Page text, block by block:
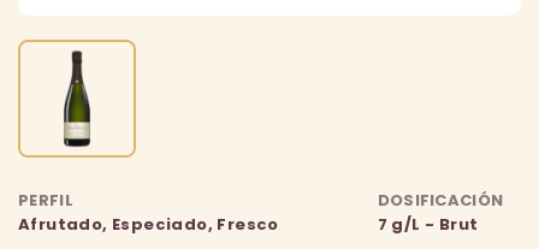
PERFIL
Afrutado, Especiado, Fresco
DOSIFICACIÓN
7 g/L - Brut